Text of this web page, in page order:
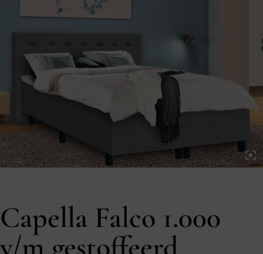
Capella Falco 1.000
v/m gestoffeerd